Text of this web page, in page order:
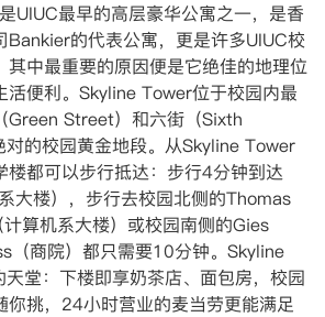
UIUC最早的高层豪华公寓之一，是香
Bankier的代表公寓，更是许多UIUC校
其中最重要的原因便是它绝佳的地理位
活便利。Skyline Tower位于校园内最
Green Street）和六街（Sixth
的校园黄金地段。从Skyline Tower
楼都可以步行抵达：步行4分钟到达
大楼），步行去校园北侧的Thomas
算机系大楼）或校园南侧的Gies
（商院）都只需要10分钟。Skyline
堂：下楼即享奶茶店、面包房，校园
你挑，24小时营业的麦当劳更能满足